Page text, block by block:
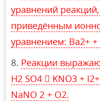
уравнений
приведённым
уравнением: Ba2+ +
Реакции
H2 SO4  KNO3 +
NaNO 2 + O2.